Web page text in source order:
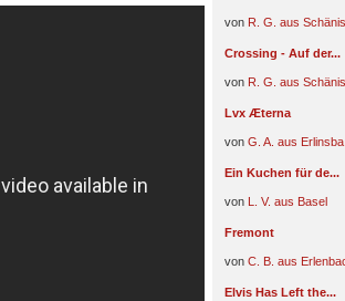
von R. G. aus Schänis
Crossing - Auf der...
von R. G. aus Schänis
Lvx Æterna
von G. A. aus
Ein Kuchen für de...
von L. V. aus Basel
Fremont
von C. B. aus
Elvis Has Left the...